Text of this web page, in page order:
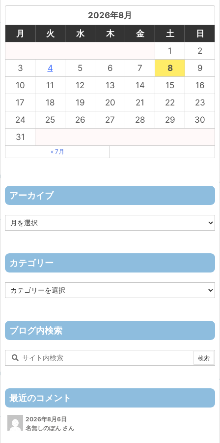
2026年8月
月
火 水 木 金 土
日
1
2
3
4 5 6 7 8
9
10
11 12 13 14 15
16
17
18 19 20 21 22
23
24
25 26 27 28 29
30
31
« 7月
アーカイブ
ー
ブ
カテゴリー
テ
ー
ブログ内検索
最近のコメント
2026年8月6日
名無しのぽん さん